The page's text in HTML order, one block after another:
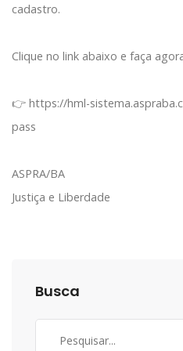
cadastro.
Clique no link abaixo e faça
👉 https://hml-
pass
ASPRA/BA
Justiça e Liberdade
Busca